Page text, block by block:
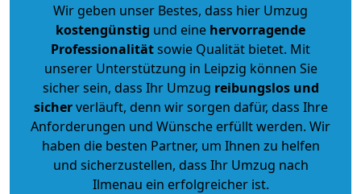
Wir geben unser Bestes, dass hier Umzug
kostengünstig und eine hervorragende
Professionalitätsowie Qualität bietet. Mit
unserer Unterstützung in Leipzig können Sie
sicher sein, dass Ihr Umzug reibungslos und
sicherverläuft, denn wir sorgen dafür, dass Ihre
Anforderungen und Wünsche erfüllt werden. Wir
haben die besten Partner, um Ihnen zu helfen
und sicherzustellen, dass Ihr Umzug nach
Ilmenau ein erfolgreicher ist.